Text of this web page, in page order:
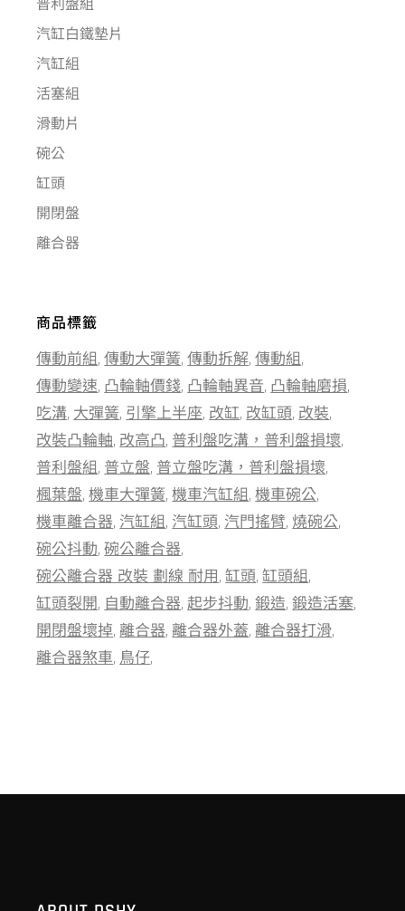
普利盤組
汽缸白鐵墊片
汽缸組
活塞組
滑動片
碗公
缸頭
開閉盤
離合器
商品標籤
傳動前組 傳動大彈簧 傳動拆解 傳動組
傳動變速 凸輪軸價錢 凸輪軸異音 凸輪軸磨損
吃溝 大彈簧 引擎上半座 改缸 改缸頭 改裝
改裝凸輪軸 改高凸 普利盤吃溝，普利盤損壞
普利盤組 普立盤 普立盤吃溝，普利盤損壞
楓葉盤 機車大彈簧 機車汽缸組 機車碗公
機車離合器 汽缸組 汽缸頭 汽門搖臂 燒碗公
碗公抖動 碗公離合器
碗公離合器 改裝 劃線 耐用 缸頭 缸頭組
缸頭裂開 自動離合器 起步抖動 鍛造 鍛造活塞
開閉盤壞掉 離合器 離合器外蓋 離合器打滑
離合器煞車 鳥仔